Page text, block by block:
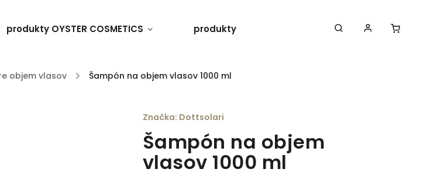
produkty OYSTER COSMETICS produkty ROLLAND Iná doplnková vlasová
objem vlasov / Šampón na objem vlasov 1000 ml
Šampón na objem
vlasov 1000 ml
Značka: Dottsolari